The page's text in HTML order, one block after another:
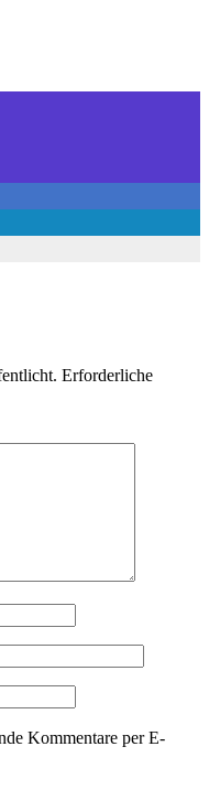
Erforderliche
Kommentare per E-